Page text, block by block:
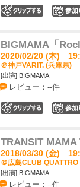
BIGMAMA「
2020/02/20 (木)
＠神戸VARIT. (兵庫県)
[出演] BIGMAMA
レビュー：--件
TRANSIT MAMA
2018/03/30 (金)
＠広島CLUB QUATTRO
[出演] BIGMAMA
レビュー：--件